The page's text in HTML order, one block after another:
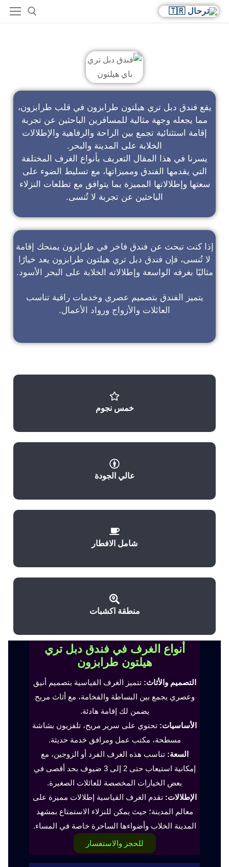
يقع فندق دبل تري هيلتون طرابزون في قلب طرابزون،
مما يجعله وجهة مثالية للمسافرين الباحثين عن تجربة
إقامة استثنائية تجمع بين الراحة والرفاهية والإطلالات
الخلابة على المدينة والبحر.
يسرنا في هذا المقال التعريف بأنواع الغرف المختلفة
التي يقدمها الفندق ومميزاتها، مع تسليط الضوء على
سعتها وإطلالاتها المميزة بما يتوافق مع تطلعات النزلاء
الباحثين عن تجربة لا تُنسى.
إذا كنت تبحث عن فندق فاخر في طرابزون يمنحك إقامة
لا تُنسى، فإن فندق دبل تري هيلتون طرابزون يعد خيارًا
مثاليًا بغرفه الواسعة وإطلالاته الخلابة على البحر الأسود.
يتميز الفندق بتصميم عصري وخدمات راقية تناسب
العائلات والأزواج ورواد الأعمال.
خمس نجوم
عالي الجودة
شامل الافطار
منطقة اكشبات
أنواع الغرف في فندق دبل تري
هيلتون طرابزون
التصميم والأثاث: تتميز الغرف القياسية بتصميم أنيق
وعصري يجمع بين البساطة والفخامة، مع أثاث مريح
يضمن لك إقامة هادئة.
الأساسيات: تحتوي على سرير مريح، تلفزيون بشاشة
مسطحة، مكتب عمل ومرافق خدمة حديثة.
السعة: تناسب هذه الغرف الفرد أو الزوجين، مع
إمكانية استيعاب حتى 2 إلى 3 ضيوف بحد أقصى في
بعض الخيارات المخصصة للعائلات الصغيرة.
الإطلالات: تقدم الغرف القياسية إطلالات مميزة على
معالم المدينة؛ حيث يمكن للنزلاء الاستمتاع بمشهد
المدينة الخلاب وأضواءها الساحرة خاصة في المساء.
للحجز والاستفسار